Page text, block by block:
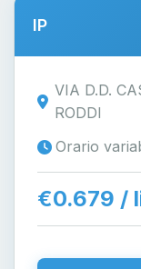
IP
VIA D.D.
RODDI
Orario
€0.679 /